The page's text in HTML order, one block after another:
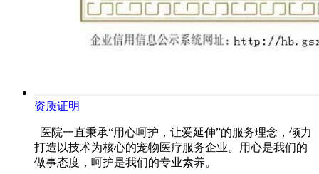
资质证明
医院一直秉承“用心呵护，让爱延伸”的服务理念，倾力
打造以技术为核心的宠物医疗服务企业。用心是我们的
做事态度，呵护是我们的专业素养。